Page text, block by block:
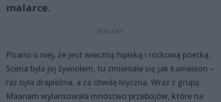
malarce.
Pisano o niej, że jest wieczną hipiską i rockową poetką.
Scena była jej żywiołem, tu zmieniała się jak kameleon –
raz była drapieżna, a za chwilę liryczna. Wraz z grupą
Maanam wylansowała mnóstwo przebojów, które na